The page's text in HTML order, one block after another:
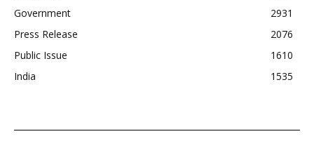
Government
2931
Press Release
2076
Public Issue
1610
India
1535